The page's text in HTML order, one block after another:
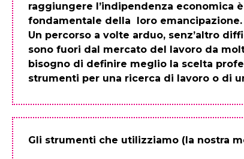
raggiungere l’indipendenza economica
fondamentale della loro emancipazione.
Un percorso a volte arduo, senz’altro
sono fuori dal mercato del lavoro da
bisogno di definire meglio la scelta
strumenti per una ricerca di lavoro o di
Gli strumenti che utilizziamo (la nostra